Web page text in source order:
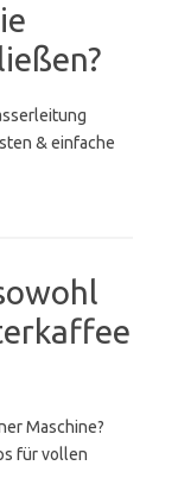
& einfache
Maschine?
für vollen